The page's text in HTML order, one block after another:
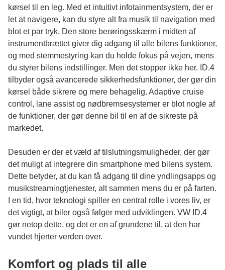
kørsel til en leg. Med et intuitivt infotainmentsystem, der er
let at navigere, kan du styre alt fra musik til navigation med
blot et par tryk. Den store berøringsskærm i midten af
instrumentbrættet giver dig adgang til alle bilens funktioner,
og med stemmestyring kan du holde fokus på vejen, mens
du styrer bilens indstillinger. Men det stopper ikke her. ID.4
tilbyder også avancerede sikkerhedsfunktioner, der gør din
kørsel både sikrere og mere behagelig. Adaptive cruise
control, lane assist og nødbremsesystemer er blot nogle af
de funktioner, der gør denne bil til en af de sikreste på
markedet.
Desuden er der et væld af tilslutningsmuligheder, der gør
det muligt at integrere din smartphone med bilens system.
Dette betyder, at du kan få adgang til dine yndlingsapps og
musikstreamingtjenester, alt sammen mens du er på farten.
I en tid, hvor teknologi spiller en central rolle i vores liv, er
det vigtigt, at biler også følger med udviklingen. VW ID.4
gør netop dette, og det er en af grundene til, at den har
vundet hjerter verden over.
Komfort og plads til alle